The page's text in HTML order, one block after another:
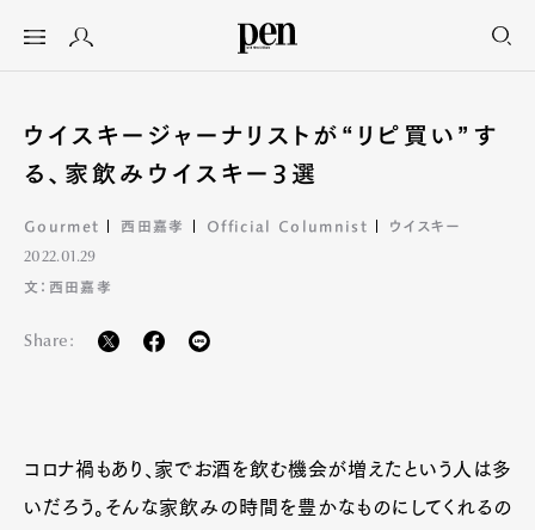
ウイスキージャーナリストが“リピ買い”す
る、家飲みウイスキー3選
Gourmet 西田嘉孝 Official Columnist ウイスキー
2022.01.29
文：西田嘉孝
Share:
コロナ禍もあり、家でお酒を飲む機会が増えたという人は多
いだろう。そんな家飲みの時間を豊かなものにしてくれるの